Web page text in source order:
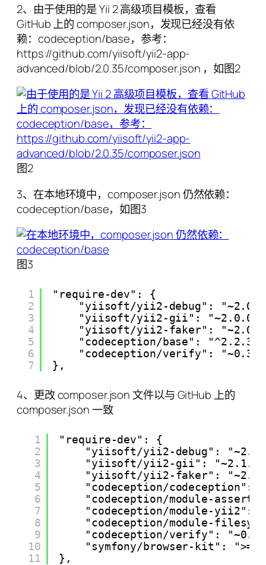
2、由于使用的是 Yii 2 高级项目模板，查看
GitHub 上的 composer.json，发现已经没有依
赖：codeception/base，参考：
https://github.com/yiisoft/yii2-app-
advanced/blob/2.0.35/composer.json ，如图2
图2
3、在本地环境中，composer.json 仍然依赖：
codeception/base，如图3
图3
1
2
3
4
5
6
7
"require-dev": {
"yiisoft/yii2-debug":
"yiisoft/yii2-gii": "~2.0.0",
"yiisoft/yii2-faker":
"codeception/base": "^2.2.3",
"codeception/verify":
},
4、更改 composer.json 文件以与 GitHub 上的
composer.json 一致
1
2
3
4
5
6
7
8
9
10
11
"require-dev": {
"yiisoft/yii2-debug":
"yiisoft/yii2-gii":
"yiisoft/yii2-faker":
"codeception/codeception":
"codeception/module-
"codeception/module-yii2":
"codeception/module-
"codeception/verify":
"symfony/browser-kit":
},